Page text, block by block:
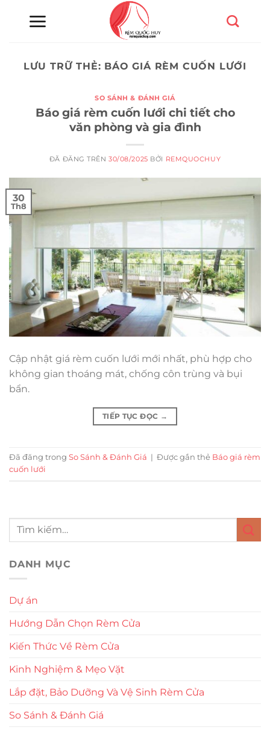
LƯU TRỮ THẺ: BÁO GIÁ RÈM CUỐN LƯỚI
SO SÁNH & ĐÁNH GIÁ
Báo giá rèm cuốn lưới chi tiết cho
văn phòng và gia đình
ĐÃ ĐĂNG TRÊN30/08/2025 BỞI REMQUOCHUY
30
Th8
Cập nhật giá rèm cuốn lưới mới nhất, phù hợp cho
không gian thoáng mát, chống côn trùng và bụi
bẩn.
TIẾP TỤC ĐỌC →
Đã đăng trong So Sánh & Đánh Giá | Được gắn thẻ Báo giá rèm
cuốn lưới
DANH MỤC
Dự án
Hướng Dẫn Chọn Rèm Cửa
Kiến Thức Về Rèm Cửa
Kinh Nghiệm & Mẹo Vặt
Lắp đặt, Bảo Dưỡng Và Vệ Sinh Rèm Cửa
So Sánh & Đánh Giá